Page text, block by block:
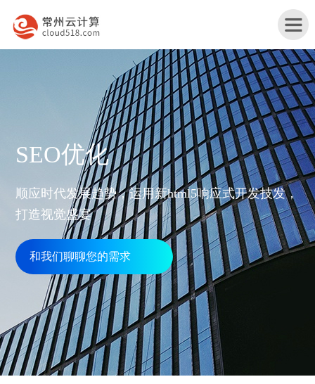
品
服
行
解
方
案
网
改
版
务
案
关
于
联
SEO优化
顺应时代发展趋势，运用新html5响应式开发技发，
打造视觉盛宴
和我们聊聊您的需求